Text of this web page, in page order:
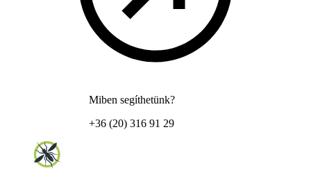
Miben segíthetünk?
+36 (20) 316 91 29